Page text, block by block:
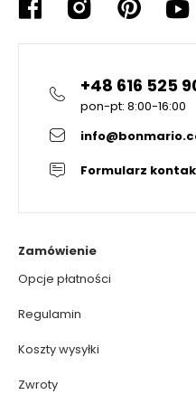
+48 616 525
pon-pt: 8:00-16:00
Formularz
Zamówienie
Opcje płatności
Regulamin
Koszty wysyłki
Zwroty